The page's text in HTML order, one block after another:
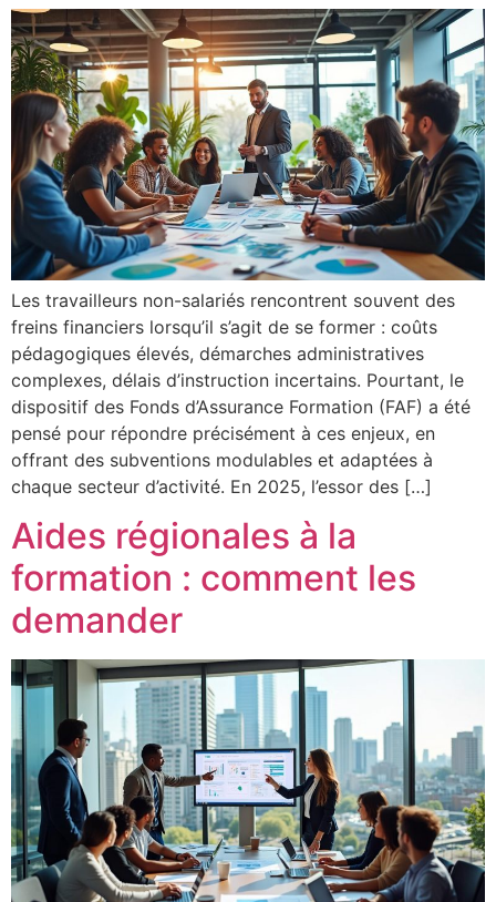
Les travailleurs non-salariés rencontrent souvent des
freins financiers lorsqu’il s’agit de se former : coûts
pédagogiques élevés, démarches administratives
complexes, délais d’instruction incertains. Pourtant, le
dispositif des Fonds d’Assurance Formation (FAF) a été
pensé pour répondre précisément à ces enjeux, en
offrant des subventions modulables et adaptées à
chaque secteur d’activité. En 2025, l’essor des […]
Aides régionales à la
formation : comment les
demander